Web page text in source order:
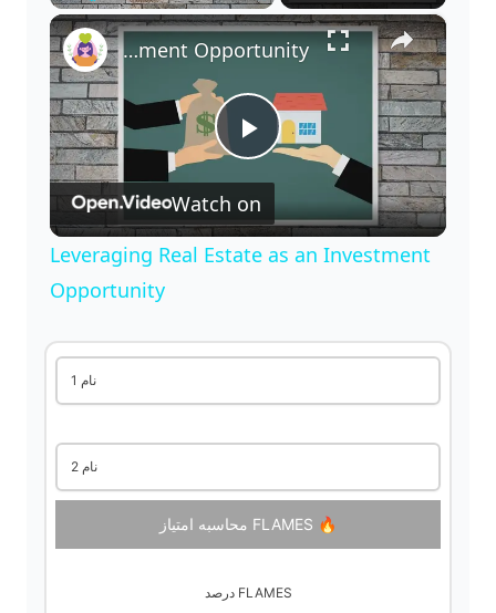
Play Unmute Fullscreen ×
P
l
y
i
d
Leveraging Real Estate as an Investment Opportunity
Watch on
Leveraging Real Estate as an Investment
Opportunity
نام 1
نام 2
محاسبه امتیاز FLAMES 🔥
درصد FLAMES